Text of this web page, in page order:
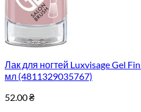
Лак для ногтей Luxvisage Gel
мл (4811329035767)
52.00₴